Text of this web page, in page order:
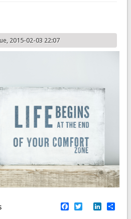
2015-02-03 22:07
Facebook
Twitter